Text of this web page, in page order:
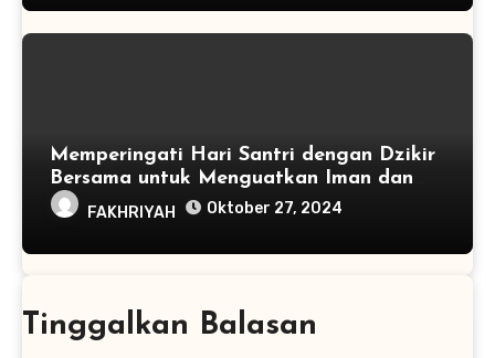
Memperingati Hari Santri dengan Dzikir
Bersama untuk Menguatkan Iman dan
Persatuan
FAKHRIYAH Oktober 27, 2024
Tinggalkan Balasan